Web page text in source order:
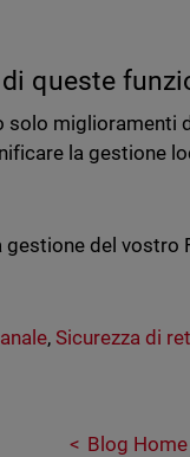
queste
solo miglioramenti
la gestione
del vostro
, Sicurezza di
Blog Home